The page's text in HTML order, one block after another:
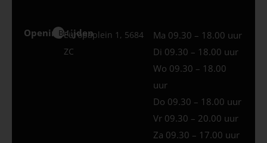
Openingstijden
Best
Europaplein 1, 5684
ZC
Ma 09.30 – 18.00 uur
Di 09.30 – 18.00 uur
Wo 09.30 – 18.00
uur
Do 09.30 – 18.00 uur
Vr 09.30 – 20.00 uur
Za 09.30 – 17.00 uur